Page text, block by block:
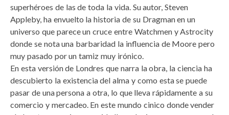
superhéroes de las de toda la vida. Su autor, Steven
Appleby, ha envuelto la historia de su Dragman en un
universo que parece un cruce entre Watchmen y Astrocity
donde se nota una barbaridad la influencia de Moore pero
muy pasado por un tamiz muy irónico.
En esta versión de Londres que narra la obra, la ciencia ha
descubierto la existencia del alma y como esta se puede
pasar de una persona a otra, lo que lleva rápidamente a su
comercio y mercadeo. En este mundo cinico donde vender